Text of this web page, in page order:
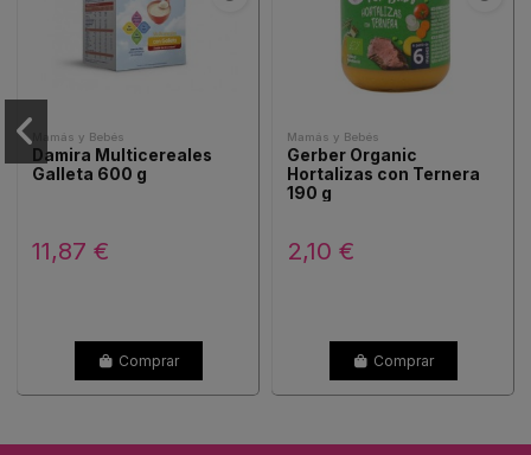
Mamás y Bebés
Damira Multicereales
Galleta 600 g
11,87 €
Comprar
Mamás y Bebés
Gerber Organic
Hortalizas con Ternera
190 g
2,10 €
Comprar